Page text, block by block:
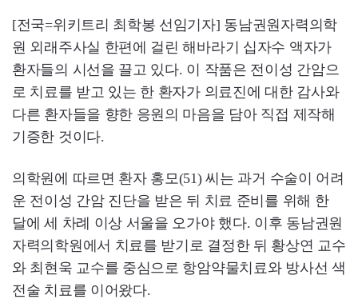
[전국=위키트리 최학봉 선임기자] 동남권원자력의학
원 외래주사실 한편에 걸린 해바라기 십자수 액자가
환자들의 시선을 끌고 있다. 이 작품은 전이성 간암으
로 치료를 받고 있는 한 환자가 의료진에 대한 감사와
다른 환자들을 향한 응원의 마음을 담아 직접 제작해
기증한 것이다.
의학원에 따르면 환자 홍모(51) 씨는 과거 수술이 어려
운 전이성 간암 진단을 받은 뒤 치료 준비를 위해 한
달에 세 차례 이상 서울을 오가야 했다. 이후 동남권원
자력의학원에서 치료를 받기로 결정한 뒤 황상연 교수
와 최현욱 교수를 중심으로 항암약물치료와 방사선 색
전술 치료를 이어왔다.